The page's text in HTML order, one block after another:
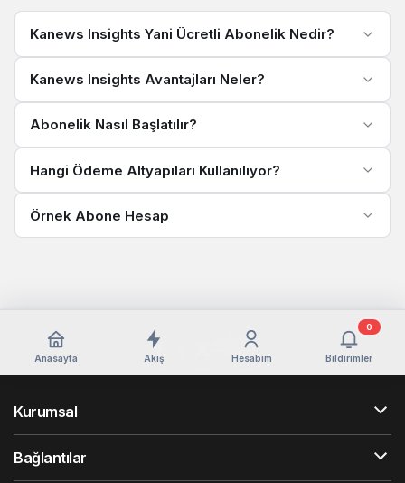
Kanews Insights Yani Ücretli Abonelik Nedir?
Kanews Insights Avantajları Neler?
Abonelik Nasıl Başlatılır?
Hangi Ödeme Altyapıları Kullanılıyor?
Örnek Abone Hesap
Anasayfa Akış Hesabım Bildirimler
0
Kurumsal
Bağlantılar